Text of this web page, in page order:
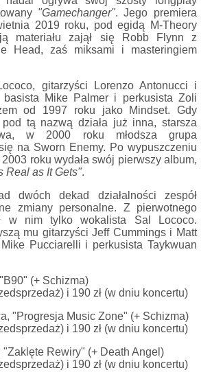
"Gamechanger". Jego premiera
2019 roku, pod egidą M-Theory
materiału zajął się Robb Flynn z
Head, zaś miksami i masteringiem
gitarzyści Lorenzo Antonucci i
basista Mike Palmer i perkusista Zoli
od 1997 roku jako Mindset. Gdy
tą nazwą działa już inna, starsza
w 2000 roku młodsza grupa
na Sworn Enemy. Po wypuszczeniu
roku wydała swój pierwszy album,
Real as It Gets".
dwóch dekad działalności zespół
zmiany personalne. Z pierwotnego
w nim tylko wokalista Sal Lococo.
mu gitarzyści Jeff Cummings i Matt
Pucciarelli i perkusista Taykwuan
(+ Schizma)
i 190 zł (w dniu koncertu)
"Progresja Music Zone" (+ Schizma)
i 190 zł (w dniu koncertu)
"Zaklęte Rewiry" (+ Death Angel)
i 190 zł (w dniu koncertu)